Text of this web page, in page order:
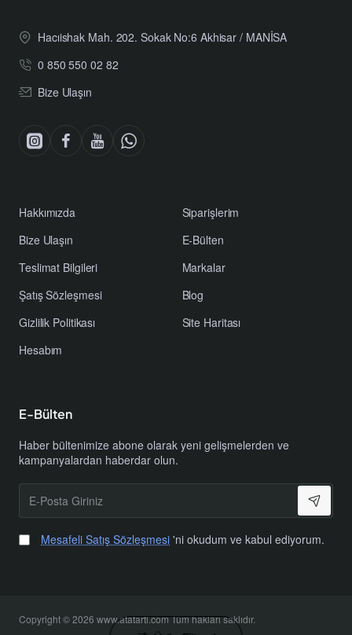
Hacıishak Mah. 202. Sokak No:6 Akhisar / MANİSA
0 850 550 02 82
Bize Ulaşın
Hakkımızda
Bize Ulaşın
Teslimat Bilgileri
Şatış Sözleşmesi
Gizlilik Politikası
Hesabım
Siparişlerim
E-Bülten
Markalar
Blog
Site Haritası
E-Bülten
Haber bültenimize abone olarak yeni gelişmelerden ve
kampanyalardan haberdar olun.
E-
Posta
Giriniz
Mesafeli Satış Sözleşmesi 'ni okudum ve kabul ediyorum.
Copyright © 2026 www.atatarti.com Tüm hakları saklıdır.